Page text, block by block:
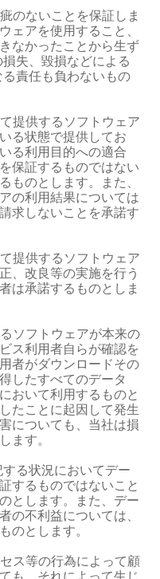
のないことを保証しま
ェアを使用すること、
なかったことから生ず
失、毀損などによる
責任も負わないもの
提供するソフトウェア
る状態で提供してお
る利用目的への適合
保証するものではない
ものとします。また、
の利用結果については
求しないことを承諾す
提供するソフトウェア
、改良等の実施を行う
は承諾するものとしま
ソフトウェアが本来の
ス利用者自らが確認を
者がダウンロードその
したすべてのデータ
おいて利用するものと
たことに起因して発生
についても、当社は損
ます。
る状況においてデー
するものではないこと
とします。また、デー
の不利益については、
のとします。
ス等の行為によって顧
も、それによって生じ